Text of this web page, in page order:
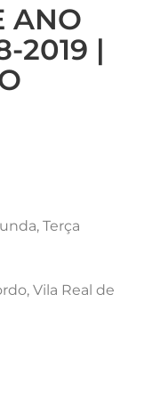
ANO
2019 |
Terça
Vila Real de